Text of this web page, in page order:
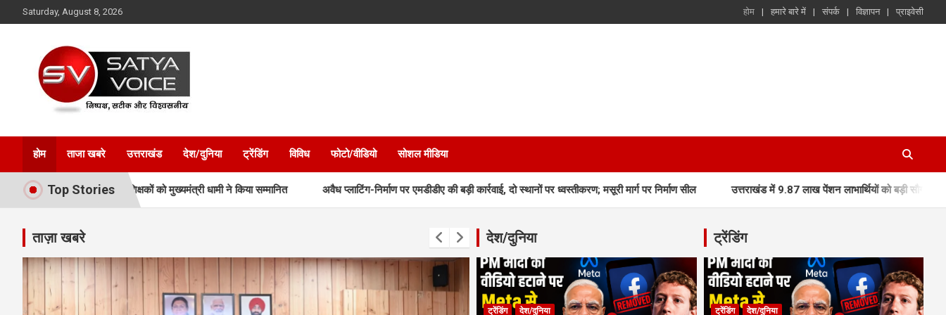
to
Saturday, August 8, 2026 होम हमारे बारे में संपर्क विज्ञापन प्राइवेसी
Satya Voice
होम ताजा खबरे उत्तराखंड देश/दुनिया ट्रेंडिंग विविध फोटो/वीडियो सोशल मीडिया
Top Stories
और प्रशिक्षकों को मुख्यमंत्री धामी ने किया सम्मानित अवैध प्लाटिंग-निर्माण पर एमडीडीए की बड़ी कार्रवाई, दो स्थानों पर ध्वस्तीकरण; मसूरी मार्ग पर निर्माण सील उत्तराखंड में 9.87 लाख पेंशन लाभार्थियों को बड़ी सौगात, मुख्यमंत्री धामी ने
ताज़ा खबरे देश/दुनिया
ट्रेंडिंग देश/दुनिया
ट्रेंडिंग
ट्रेंडिंग देश/दुनिया